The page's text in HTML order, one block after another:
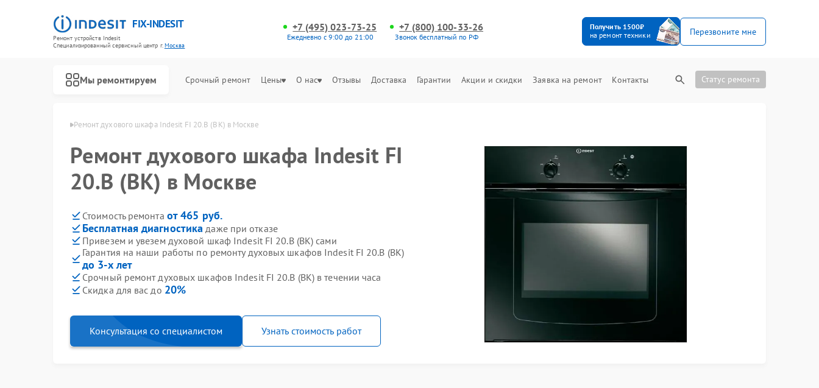
FIX-INDESIT
Ремонт устройств Indesit
Специализированный cервисный центр г.Москва
+7 (495) 023-73-25
Ежедневно с 9:00 до 21:00
+7 (800) 100-33-26
Звонок бесплатный по РФ
Получить 1500₽
на ремонт техники
Перезвоните мне
Мы ремонтируем Срочный ремонт Цены О нас Отзывы Доставка Гарантии Акции и скидки Заявка на ремонт Контакты Статус ремонта
Ремонт духового шкафа Indesit FI 20.B (BK) в Москве
Ремонт духового шкафа Indesit FI
20.B (BK) в Москве
Стоимость ремонта от 465 руб.
Бесплатная диагностика даже при отказе
Привезем и увезем духовой шкаф Indesit FI 20.B (BK) сами
Гарантия на наши работы по ремонту духовых шкафов Indesit FI 20.B (BK)
до 3-х лет
Срочный ремонт духовых шкафов Indesit FI 20.B (BK) в течении часа
Скидка для вас до 20%
Консультация со специалистом Узнать стоимость работ